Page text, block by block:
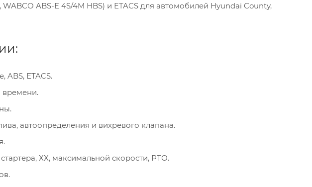
ABS-E 4S/4M HBS) и ETACS для автомобилей Hyundai County,
ABS, ETACS.
времени.
автоопределения и вихревого клапана.
ХХ, максимальной скорости, РТО.